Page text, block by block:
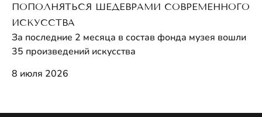
ПОПОЛНЯТЬСЯ ШЕДЕВРАМИ СОВРЕМЕННОГО
ИСКУССТВА
За последние 2 месяца в состав фонда музея вошли
35 произведений искусства
8 июля 2026